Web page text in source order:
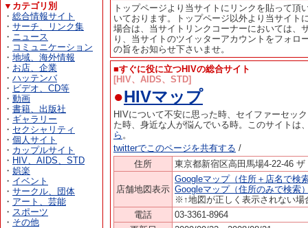
▼カテゴリ別
・ 総合情報サイト
・ サーチ、リンク集
・ ニュース
・ コミュニケーション
・ 地域、海外情報
・ お店、企業
・ ハッテンバ
・ ビデオ、CD等
・ 動画
・ 書籍、出版社
・ ギャラリー
・ セクシャリティ
・ 個人サイト
・ カップルサイト
・ HIV、AIDS、STD
・ 娯楽
・ イベント
・ サークル、団体
・ アート、芸能
・ スポーツ
・ その他
トップページより当サイトにリンクを貼って
いております。トップページ以外より当サイト
場合は、当サイトリンクコーナーにおいては、
り、当サイトのツイッターアカウントをフォ
の旨をお知らせ下さいませ。
■すぐに役に立つHIVの総合サイト
[HIV、AIDS、STD]
●HIVマップ
HIVについて不安に思った時、セイファーセッ
た時、身近な人が悩んでいる時。このサイトは
ら 。
twitterでこのページを共有する /
住所
東京都新宿区高田馬場4-22-46
店舗地図表示
Googleマップ（住所＋店名で検
Googleマップ（住所のみで検索
※↑地図が正しく表示されない場
電話
03-3361-8964